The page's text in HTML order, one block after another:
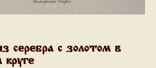
серебра с золотом в
круге